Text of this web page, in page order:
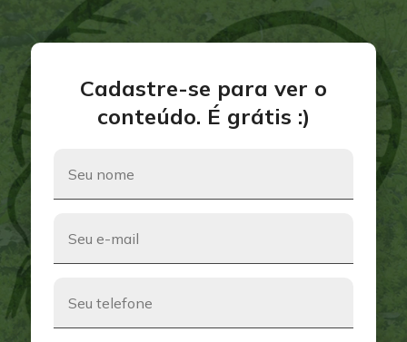
Cadastre-se para ver o
conteúdo. É grátis :)